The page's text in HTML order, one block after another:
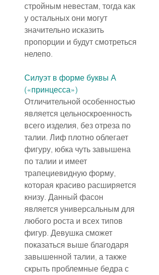
стройным невестам, тогда как
у остальных они могут
значительно исказить
пропорции и будут смотреться
нелепо.
Силуэт в форме буквы А
(«принцесса»)
Отличительной особенностью
является цельноскроенность
всего изделия, без отреза по
талии. Лиф плотно облегает
фигуру, юбка чуть завышена
по талии и имеет
трапециевидную форму,
которая красиво расширяется
книзу. Данный фасон
является универсальным для
любого роста и всех типов
фигур. Девушка сможет
показаться выше благодаря
завышенной талии, а также
скрыть проблемные бедра с